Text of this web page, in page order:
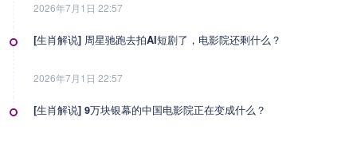
2026年7月1日 22:57
[生肖解说] 周星驰跑去拍AI短剧了，电影院还剩什么？
2026年7月1日 22:57
[生肖解说] 9万块银幕的中国电影院正在变成什么？